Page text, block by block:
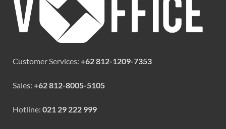
Customer Services: +62 812-1209-7353
Sales: +62 812-8005-5105
Hotline: 021 29 222 999